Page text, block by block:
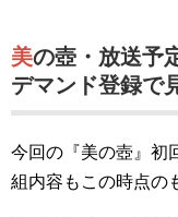
美の壺・放送予定。再放送はいつ？ NHKオン
デマンド登録で
今回の『美の壺』初
組内容もこの時点の